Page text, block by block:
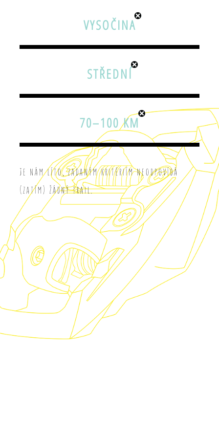
VYSOČINA
STŘEDNÍ
70–100 KM
Je nám líto, zadaným kritériím neodpovídá
(zatím) žádný trail.